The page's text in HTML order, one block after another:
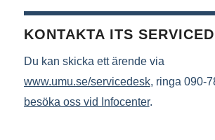
KONTAKTA ITS
Du kan skicka ett ärende via
www.umu.se/servicedesk, ringa 090-
besöka oss vid Infocenter.